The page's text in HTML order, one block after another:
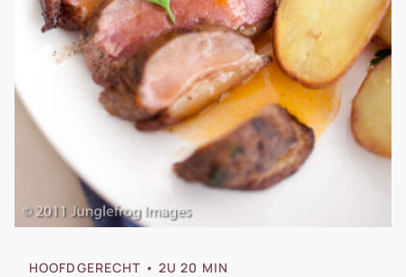
HOOFDGERECHT • 2U 20 MIN